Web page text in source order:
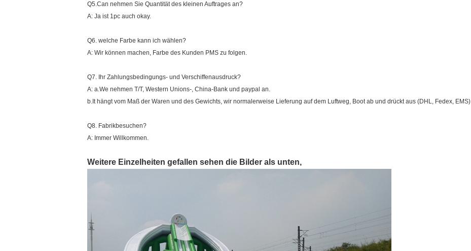
Q5.Can nehmen Sie Quantität des kleinen Auftrages an?
A: Ja ist 1pc auch okay.
Q6. welche Farbe kann ich wählen?
A: Wir können machen, Farbe des Kunden PMS zu folgen.
Q7. Ihr Zahlungsbedingungs- und Verschiffenausdruck?
A: a.We nehmen T/T, Western Unions-, China-Bank und paypal an.
b.It hängt vom Maß der Waren und des Gewichts, wir normalerweise Lieferung auf dem Luftweg, Boot ab und drückt aus (DHL, Fedex, EMS)
Q8. Fabrikbesuchen?
A: Immer Willkommen.
Weitere Einzelheiten gefallen sehen die Bilder als unten,